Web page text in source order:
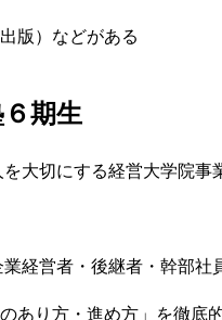
版）などがある
期生
大切にする経営大学院事
経営者・後継者・幹部社
あり方・進め方」を徹底